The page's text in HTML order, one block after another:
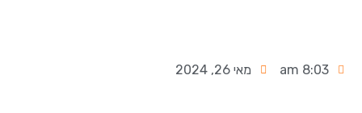
8:03 am מאי 26, 2024